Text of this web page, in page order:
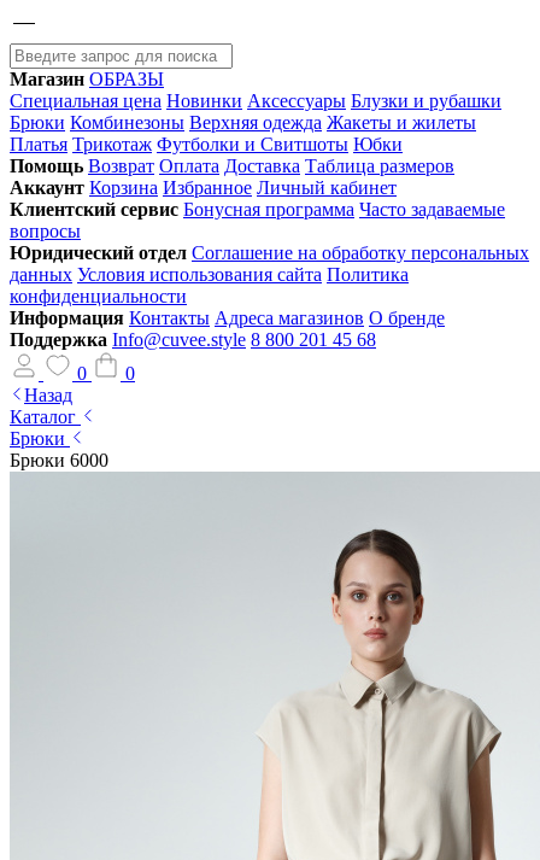
Магазин ОБРАЗЫ
Специальная цена Новинки Аксессуары Блузки и рубашки
Брюки Комбинезоны Верхняя одежда Жакеты и жилеты
Платья Трикотаж Футболки и Свитшоты Юбки
Помощь Возврат Оплата Доставка Таблица размеров
Аккаунт Корзина Избранное Личный кабинет
Клиентский сервис Бонусная программа Часто задаваемые
вопросы
Юридический отдел Соглашение на обработку персональных
данных Условия использования сайта Политика
конфиденциальности
Информация Контакты Адреса магазинов О бренде
Поддержка Info@cuvee.style 8 800 201 45 68
0
0
Назад
Каталог
Брюки
Брюки 6000